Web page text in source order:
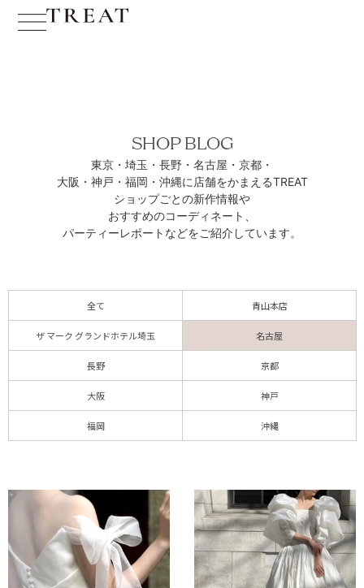
SHOP BLOG
東京・埼玉・長野・名古屋・京都・
大阪・神戸・福岡・沖縄に 店舗をかまえるTREAT
ショップごとの新作情報や
おすすめのコーディネート、
パーティーレポートなどをご紹介しています。
全て 青山本店
ザ マーク グランドホテル埼玉 名古屋
長野 京都
大阪 神戸
福岡 沖縄